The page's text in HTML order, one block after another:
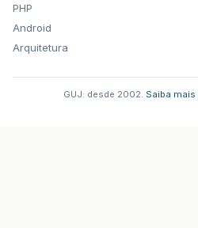
PHP
Android
Arquitetura
GUJ: desde 2002. Saiba mais